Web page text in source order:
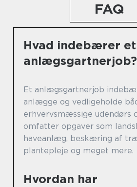
FAQ
Hvad indebærer et
anlægsgartnerjob?
Et anlægsgartnerjob
anlægge og vedligeholde
erhvervsmæssige udendørs
omfatter opgaver som
haveanlæg, beskæring af
plantepleje og meget mere.
Hvordan har